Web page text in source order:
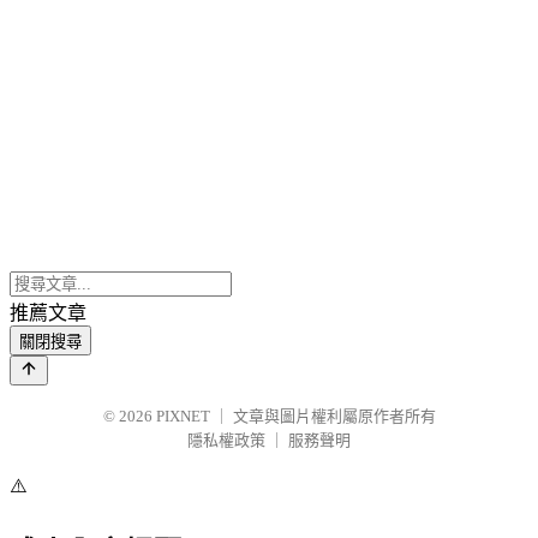
推薦文章
關閉搜尋
© 2026 PIXNET
文章與圖片權利屬原作者所有
隱私權政策
服務聲明
⚠️